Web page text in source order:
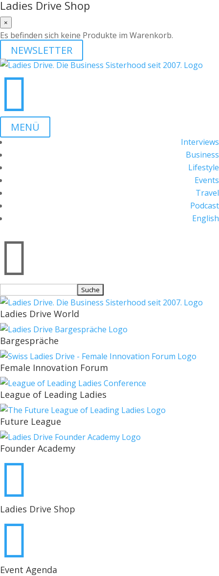
Ladies Drive Shop
×
Es befinden sich keine Produkte im Warenkorb.
NEWSLETTER

MENÜ
Interviews
Business
Lifestyle
Events
Travel
Podcast
English

nach:
Ladies Drive World
Bargespräche
Female Innovation Forum
League of Leading Ladies
Future League
Founder Academy

Ladies Drive Shop

Event Agenda